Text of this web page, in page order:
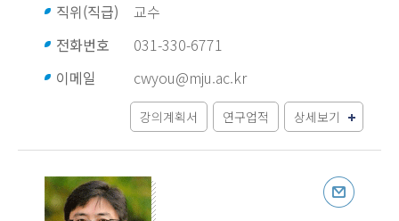
직위(직급)
교수
전화번호
031-330-6771
이메일
cwyou@mju.ac.kr
강의계획서 연구업적 상세보기